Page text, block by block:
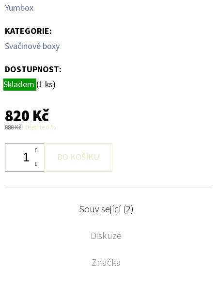
Yumbox
KATEGORIE:
Svačinové boxy
DOSTUPNOST:
Skladem (1 ks)
820 Kč
880 Kč Ušetříte 6 %
DO KOŠÍKU
Související (2)
Diskuze
Značka